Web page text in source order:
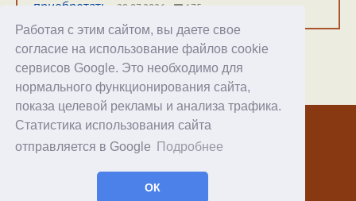
Работая с этим сайтом, вы даете свое
согласие на использование файлов cookie
сервисов Google. Это необходимо для
нормального функционирования сайта,
показа целевой рекламы и анализа трафика.
Статистика использования сайта
отправляется в Google
Подробнее
ОК
приобретать
29.07.2026 175
Хостинг
© 1998–2026 Alex Exler
Facebook
RSS статей